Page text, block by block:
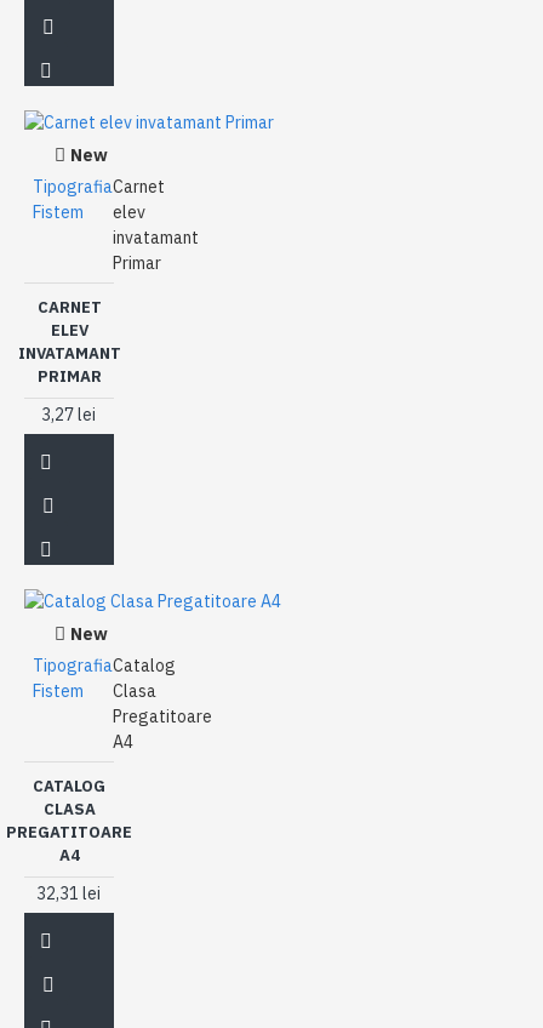
New
Tipografia
Fistem
Carnet
elev
invatamant
Primar
CARNET
ELEV
INVATAMANT
PRIMAR
3,27 lei
New
Tipografia
Fistem
Catalog
Clasa
Pregatitoare
A4
CATALOG
CLASA
PREGATITOARE
A4
32,31 lei